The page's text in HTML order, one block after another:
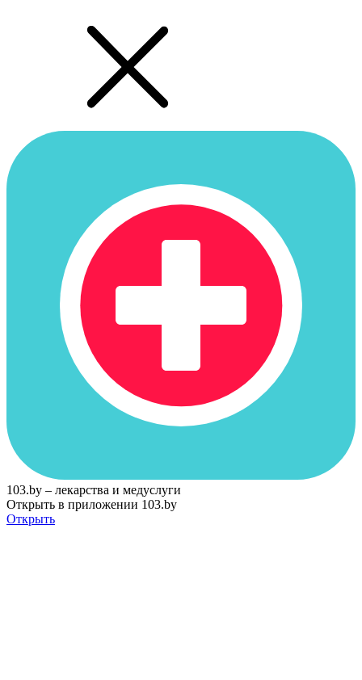
103.by – лекарства и медуслуги
Открыть в приложении 103.by
Открыть